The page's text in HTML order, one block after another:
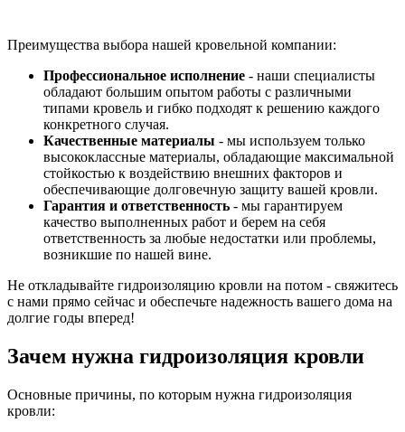
Преимущества выбора нашей кровельной компании:
Профессиональное исполнение - наши специалисты
обладают большим опытом работы с различными
типами кровель и гибко подходят к решению каждого
конкретного случая.
Качественные материалы - мы используем только
высококлассные материалы, обладающие максимальной
стойкостью к воздействию внешних факторов и
обеспечивающие долговечную защиту вашей кровли.
Гарантия и ответственность - мы гарантируем
качество выполненных работ и берем на себя
ответственность за любые недостатки или проблемы,
возникшие по нашей вине.
Не откладывайте гидроизоляцию кровли на потом - свяжитесь
с нами прямо сейчас и обеспечьте надежность вашего дома на
долгие годы вперед!
Зачем нужна гидроизоляция кровли
Основные причины, по которым нужна гидроизоляция
кровли: